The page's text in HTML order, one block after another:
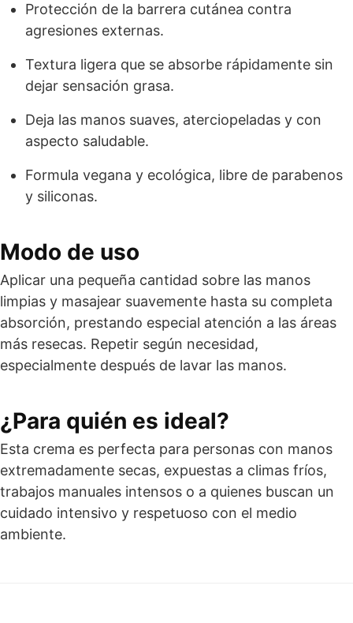
Protección de la barrera cutánea contra
agresiones externas.
Textura ligera que se absorbe rápidamente sin
dejar sensación grasa.
Deja las manos suaves, aterciopeladas y con
aspecto saludable.
Formula vegana y ecológica, libre de parabenos
y siliconas.
Modo de uso
Aplicar una pequeña cantidad sobre las manos
limpias y masajear suavemente hasta su completa
absorción, prestando especial atención a las áreas
más resecas. Repetir según necesidad,
especialmente después de lavar las manos.
¿Para quién es ideal?
Esta crema es perfecta para personas con manos
extremadamente secas, expuestas a climas fríos,
trabajos manuales intensos o a quienes buscan un
cuidado intensivo y respetuoso con el medio
ambiente.